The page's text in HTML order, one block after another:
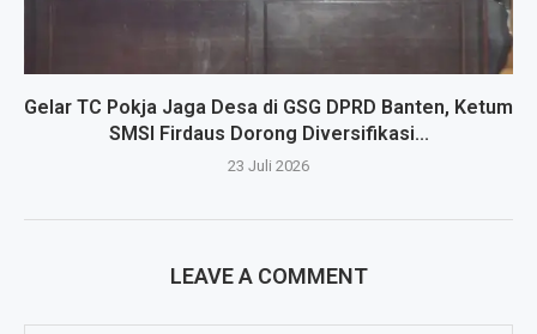
Gelar TC Pokja Jaga Desa di GSG DPRD Banten, Ketum
SMSI Firdaus Dorong Diversifikasi...
23 Juli 2026
LEAVE A COMMENT